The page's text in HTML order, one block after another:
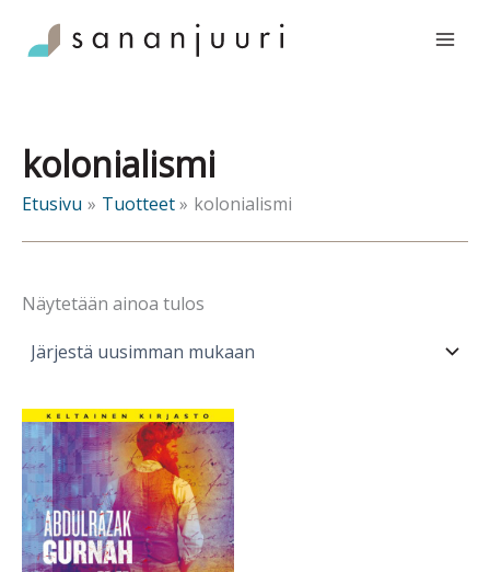
sisältöön
kolonialismi
Etusivu Tuotteet kolonialismi
Näytetään ainoa tulos